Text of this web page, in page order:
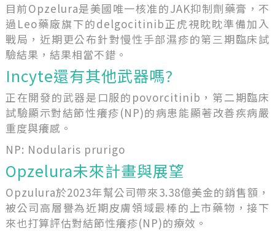
目前Opzelura是美國唯一核准的JAK抑制劑藥膏，不
過Leo藥廠旗下的delgocitinib正虎視眈眈準備加入
戰局，近期更公布針對慢性手部濕疹的第三期臨床試
驗結果，結果相當不錯。
Incyte還有其他武器嗎?
正在開發的武器是口服的povorcitinib，第二期臨床
試驗顯示對結節性癢疹(NP)的病患能顯著改善疾病嚴
重度與癢感。
NP: Nodularis prurigo
Opzelura未來計畫與展望
Opzulura於2023年幫公司帶來3.38億美金的銷售額，
被公司高層譽為近期皮膚領域最棒的上市藥物，接下
來也打算評估對結節性癢疹(NP)的療效。